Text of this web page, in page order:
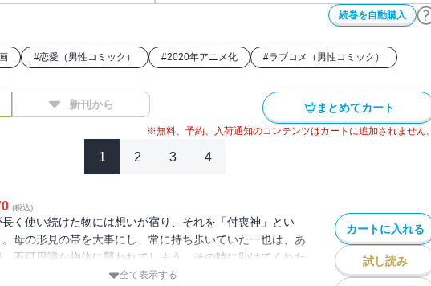
続巻を自動購入
#恋愛（男性コミック） #2020年アニメ化 #ラブコメ（男性コミック）
新刊から まとめてカート
※無料、予約、入荷通知のコンテンツはカートに追加されません。
1 2 3 4
(税込)
長く使い続けた物には想いが宿り、それを「付喪神」とい
母の形見の帯を大事にし、常に持ち歩いていた一也は、あ
、不可思議な物体に襲われてしまう。その時に助けてくれた
、帯の付喪神・桐葉だった！！ アクションありラブコメあ
全て表示する
カートに入れる
試し読み